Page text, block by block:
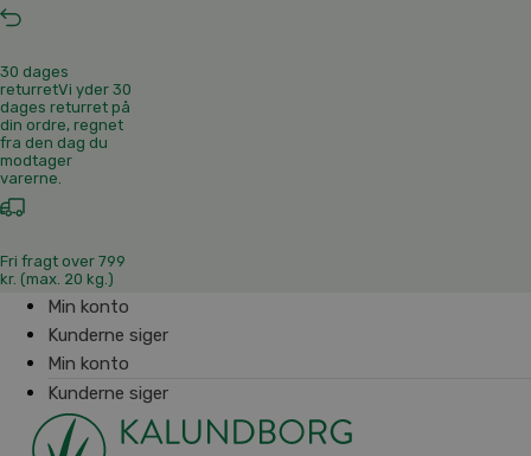
30 dages
returretVi yder 30
dages returret på
din ordre, regnet
fra den dag du
modtager
varerne.
Fri fragt over 799
kr. (max. 20 kg.)
Min konto
Kunderne siger
Min konto
Kunderne siger